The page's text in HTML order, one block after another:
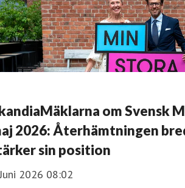
om Svensk
2026: Återhämtningen
sin position
2026 08:02